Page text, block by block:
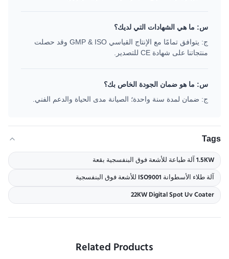
س: ما هي الشهادات التي لديك؟
ج: يتوافق تمامًا مع الإنتاج القياسي GMP & ISO وقد حصلت
منتجاتنا على شهادة CE للتصدير.
س: ما هو ضمان الجودة الخاص بك؟
ج: ضمان لمدة سنة واحدة؛ الصيانة مدى الحياة والدعم الفني.
Tags
1.5KW آلة طباعة للأشعة فوق البنفسجية بقعة
آلة طلاء الأسطوانة ISO9001 للأشعة فوق البنفسجية
22KW Digital Spot Uv Coater
Related Products